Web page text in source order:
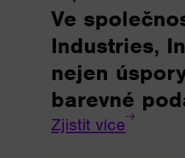
Ve
Industries,
nejen
barevné
Zjistit více